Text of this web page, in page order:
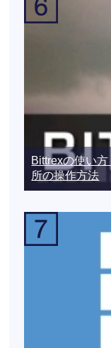
Bittrexの使い
所の操作方法